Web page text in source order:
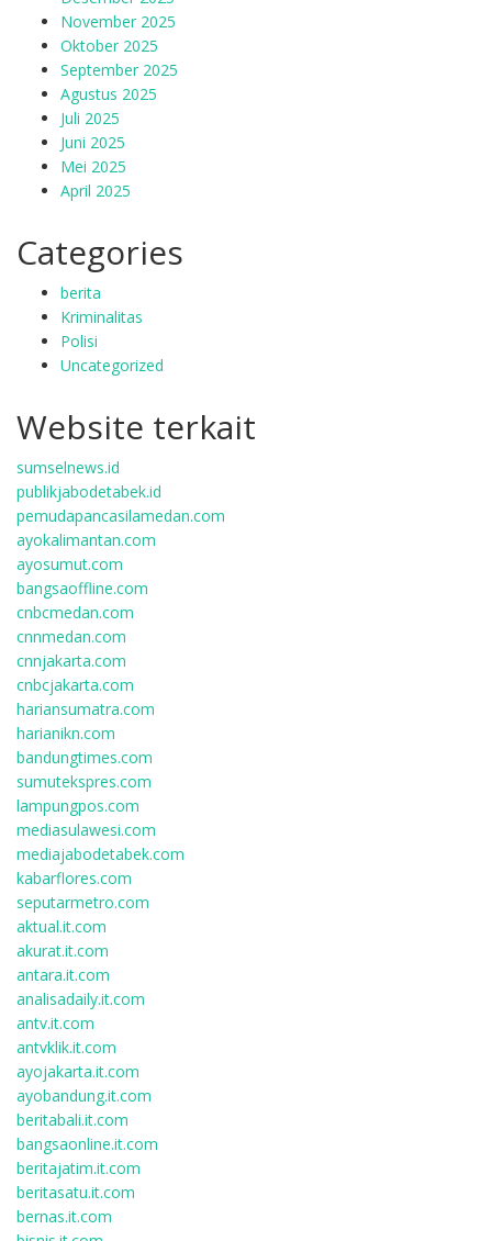
November 2025
Oktober 2025
September 2025
Agustus 2025
Juli 2025
Juni 2025
Mei 2025
April 2025
Categories
berita
Kriminalitas
Polisi
Uncategorized
Website terkait
sumselnews.id
publikjabodetabek.id
pemudapancasilamedan.com
ayokalimantan.com
ayosumut.com
bangsaoffline.com
cnbcmedan.com
cnnmedan.com
cnnjakarta.com
cnbcjakarta.com
hariansumatra.com
harianikn.com
bandungtimes.com
sumutekspres.com
lampungpos.com
mediasulawesi.com
mediajabodetabek.com
kabarflores.com
seputarmetro.com
aktual.it.com
akurat.it.com
antara.it.com
analisadaily.it.com
antv.it.com
antvklik.it.com
ayojakarta.it.com
ayobandung.it.com
beritabali.it.com
bangsaonline.it.com
beritajatim.it.com
beritasatu.it.com
bernas.it.com